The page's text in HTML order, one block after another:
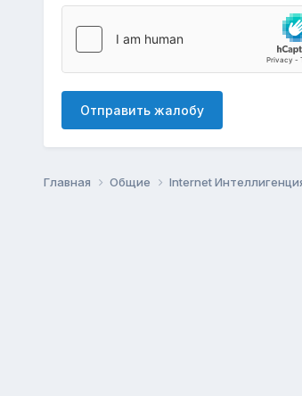
Отправить жалобу
Главная Общие Internet